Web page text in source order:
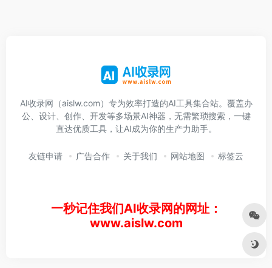
AI收录网（aislw.com）专为效率打造的AI工具集合站。覆盖办
公、设计、创作、开发等多场景AI神器，无需繁琐搜索，一键
直达优质工具，让AI成为你的生产力助手。
友链申请 广告合作 关于我们 网站地图 标签云
一秒记住我们AI收录网的网址：
www.aislw.com